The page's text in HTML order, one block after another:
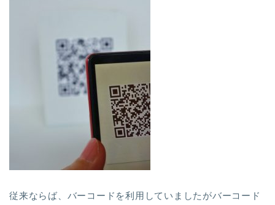
従来ならば、バーコードを利用していましたがバーコード